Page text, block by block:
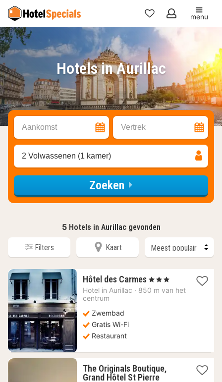
Mijn
favorieten
menu
Hotels in Aurillac
Aankomst Vertrek
2 Volwassenen (1 kamer)
Zoeken
5 Hotels in Aurillac gevonden
Filters Kaart
Hôtel des Carmes 1
nacht
, 3 Sterren
Hotel in Aurillac · 850 m van het
centrum
Zwembad
Gratis Wi-Fi
Restaurant
The Originals Boutique,
Grand Hôtel St Pierre1